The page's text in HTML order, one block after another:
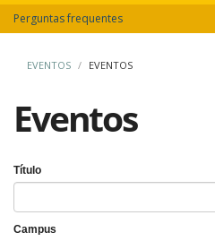
Perguntas frequentes
EVENTOS EVENTOS
Eventos
Título
Campus